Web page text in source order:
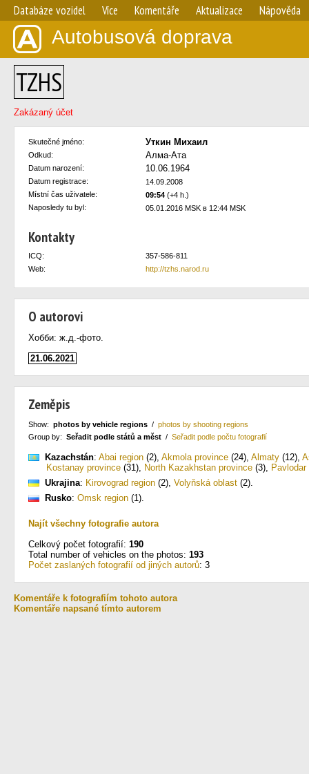
Databáze vozidel Více Komentáře Aktualizace Nápověda
Autobusová doprava
TZHS
Zakázaný účet
Skutečné jméno: Уткин Михаил
Odkud: Алма-Ата
Datum narození: 10.06.1964
Datum registrace:
14.09.2008
Místní čas uživatele:
09:54 (+4 h.)
Naposledy tu byl:
05.01.2016 MSK в 12:44 MSK
Kontakty
ICQ:
357-586-811
Web:
http://tzhs.narod.ru
O autorovi
Хобби: ж.д.-фото.
21.06.2021
Zeměpis
Show: photos by vehicle regions / photos by shooting regions
Group by: Seřadit podle států a měst / Seřadit podle počtu fotografií
Kazachstán: Abai region (2), Akmola province (24), Almaty (12),
Kostanay province (31), North Kazakhstan province (3),
Ukrajina: Kirovograd region (2), Volyňská oblast (2).
Rusko: Omsk region (1).
Najít všechny fotografie autora
Celkový počet fotografií: 190
Total number of vehicles on the photos: 193
Počet zaslaných fotografií od jiných autorů: 3
Komentáře k fotografiím tohoto autora
Komentáře napsané tímto autorem